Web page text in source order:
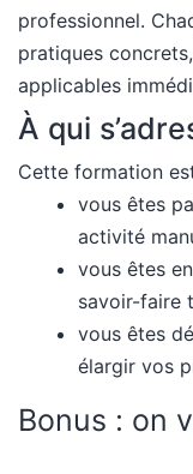
professionnel.
pratiques
applicables
À qui
Cette formation
vous êtes
activité
vous êtes
savoir-faire
vous êtes
élargir vos
Bonus : on